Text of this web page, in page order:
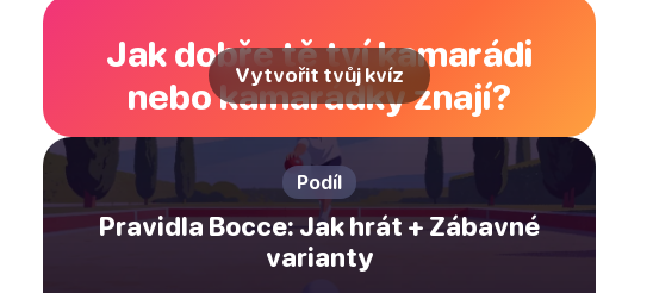
Jak dobře tě tví kamarádi
nebo kamarádky znají?
Vytvořit tvůj kvíz
Podíl
Pravidla Bocce: Jak hrát + Zábavné
varianty